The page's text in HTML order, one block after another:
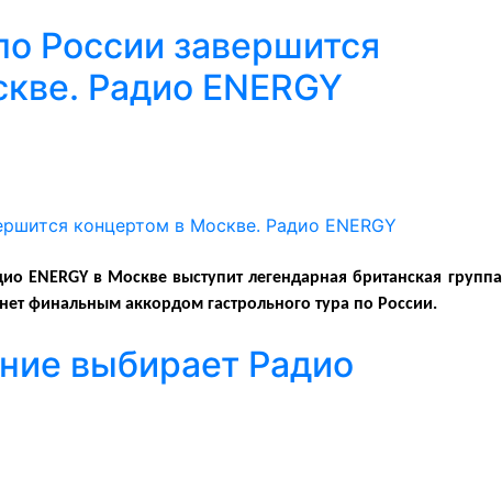
России завершится
Радио ENERGY
ENERGY в Москве выступит легендарная британская группа
финальным аккордом гастрольного тура по России.
выбирает Радио